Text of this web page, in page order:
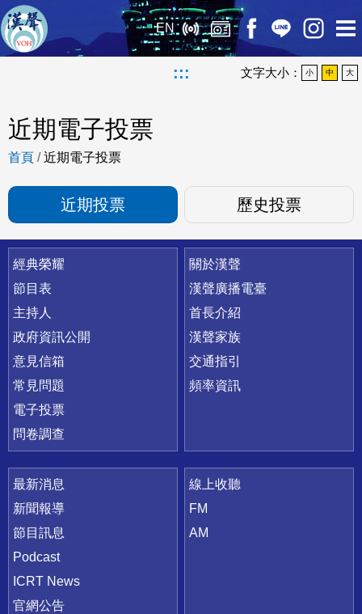
EN
::: 文字大小： 小 中 大
近期電子投票
首頁 /近期電子投票
近期投票 歷史投票
快速連結
經典榮耀
節目表
主持人
政府資訊公開
意見信箱
常見問題
電子投票
問卷調查
關於漢聲
漢聲廣播電臺
首長介紹
漢聲家族
交通指引
頻率資訊
最新消息
新聞報導
節目訊息
Podcast
ICRT News
官網公告
線上收聽
FM
AM